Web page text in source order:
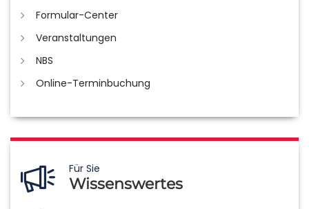
Formular-Center
Veranstaltungen
NBS
Online-Terminbuchung
Für Sie
Wissenswertes